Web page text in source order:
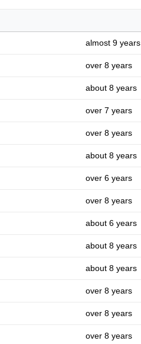
almost 9 years
over 8 years
about 8 years
over 7 years
over 8 years
about 8 years
over 6 years
over 8 years
about 6 years
about 8 years
about 8 years
over 8 years
over 8 years
over 8 years